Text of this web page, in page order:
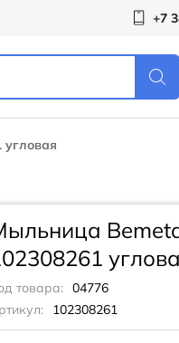
+7
товара: 04776
102308261